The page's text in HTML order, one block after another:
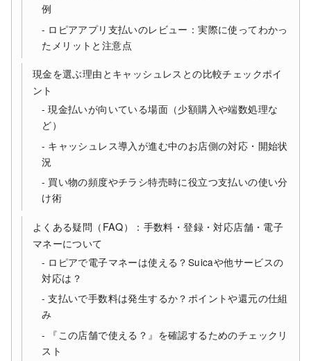
例
ロピアアプリ支払いのレビュー：実際に使ってわかっ
たメリットと注意点
現金を選ぶ理由とキャッシュレスとの比較チェックポイ
ント
現金払いが向いている場面（少額購入や端数処理な
ど）
キャッシュレス導入が進む中のお店側の対応・開始状
況
買い物の頻度やチラシ特売時に役立つ支払いの使い分
け術
よくある疑問（FAQ）：手数料・登録・対応店舗・電子
マネーについて
ロピアで電子マネーは使える？Suicaや他サービスの
対応は？
支払いで手数料は発生するか？ポイントや還元の仕組
み
『この店舗で使える？』を確認するためのチェックリ
スト